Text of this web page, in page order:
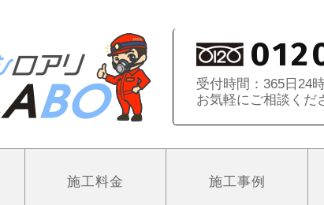
受付時間：365日24
お気軽にご相談くだ
施工料金 施工事例